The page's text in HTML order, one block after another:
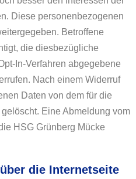
Diese personenbezogenen
Betroffene
die diesbezügliche
In-Verfahren abgegebene
Nach einem Widerruf
Daten von dem für die
Eine Abmeldung vom
HSG Grünberg Mücke
die Internetseite